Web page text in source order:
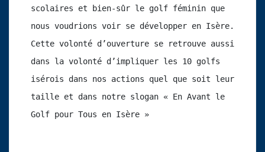
scolaires et bien-sûr le golf féminin que
nous voudrions voir se développer en Isère.
Cette volonté d’ouverture se retrouve aussi
dans la volonté d’impliquer les 10 golfs
isérois dans nos actions quel que soit leur
taille et dans notre slogan « En Avant le
Golf pour Tous en Isère »